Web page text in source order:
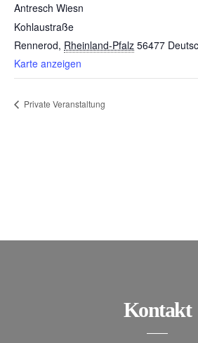
Antresch Wiesn
Kohlaustraße
Rennerod, Rheinland-Pfalz 56477
Karte anzeigen
Private Veranstaltung
Kontakt